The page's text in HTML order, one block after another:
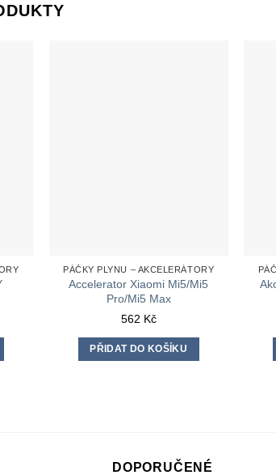
PÁČKY PLYNU – AKCELERÁTORY
Accelerator Xiaomi Mi5/Mi5
Pro/Mi5 Max
562 Kč
PŘIDAT DO KOŠÍKU
DOPORUČENÉ